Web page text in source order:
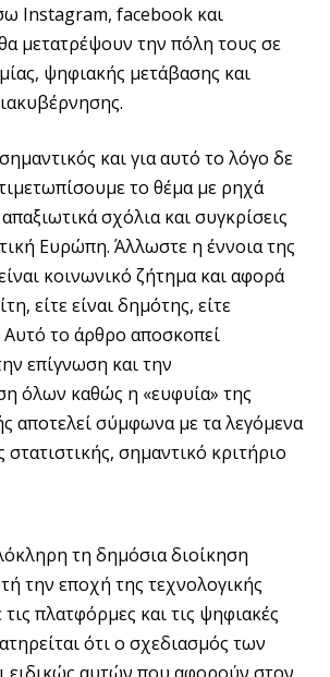
Instagram, facebook και
μετατρέψουν την πόλη τους σε
ψηφιακής μετάβασης και
και για αυτό το λόγο δε
το θέμα με ρηχά
σχόλια και συγκρίσεις
Ευρώπη. Άλλωστε η έννοια της
κοινωνικό ζήτημα και αφορά
είτε είναι δημότης, είτε
Αυτό το άρθρο αποσκοπεί
επίγνωση και την
όλων καθώς η «ευφυία» της
αποτελεί σύμφωνα με τα λεγόμενα
σημαντικό κριτήριο
τη δημόσια διοίκηση
την εποχή της τεχνολογικής
πλατφόρμες και τις ψηφιακές
ότι ο σχεδιασμός των